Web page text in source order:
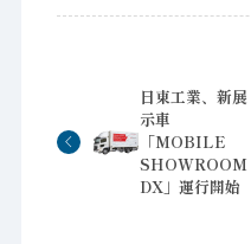
日東工業、新展
示車
「MOBILE
SHOWROOM
DX」運行開始